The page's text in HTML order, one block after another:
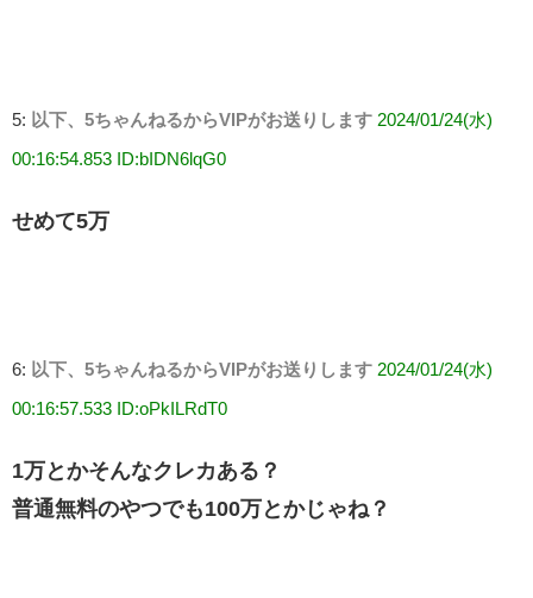
5: 以下、5ちゃんねるからVIPがお送りします 2024/01/24(水)
00:16:54.853 ID:bIDN6lqG0
せめて5万
6: 以下、5ちゃんねるからVIPがお送りします 2024/01/24(水)
00:16:57.533 ID:oPkILRdT0
1万とかそんなクレカある？
普通無料のやつでも100万とかじゃね？